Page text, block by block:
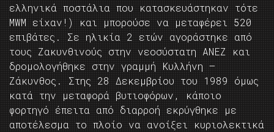
ελληνικά ποστάλια που κατασκευάστηκαν τότε
MWM είχαν!) και μπορούσε να μεταφέρει 520
επιβάτες. Σε ηλικία 2 ετών αγοράστηκε από
τους Ζακυνθινούς στην νεοσύστατη ΑΝΕΖ και
δρομολογήθηκε στην γραμμή Κυλλήνη –
Ζάκυνθος. Στης 28 Δεκεμβρίου του 1989 όμως
κατά την μεταφορά βυτιοφόρων, κάποιο
φορτηγό έπειτα από διαρροή εκρύγθηκε με
αποτέλεσμα το πλοίο να ανοίξει κυριολεκτικά